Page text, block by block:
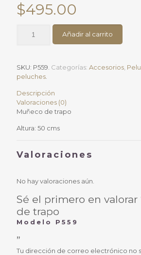
$495.00
trapoModelo
cantidad
Añadir al carrito
SKU: P559 Categorías: Accesorios,
peluches.
Descripción
Valoraciones (0)
Muñeco de trapo
Altura: 50 cms
Valoraciones
No hay valoraciones aún.
Sé el primero en valorar
de trapo
Modelo P559
”
Tu dirección de correo electrónico no